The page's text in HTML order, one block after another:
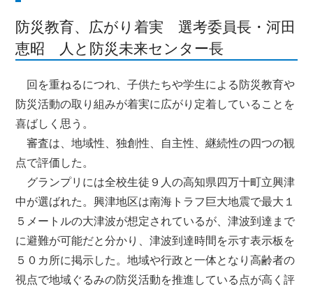
防災教育、広がり着実 選考委員長・河田
恵昭 人と防災未来センター長
回を重ねるにつれ、子供たちや学生による防災教育や
防災活動の取り組みが着実に広がり定着していることを
喜ばしく思う。
審査は、地域性、独創性、自主性、継続性の四つの観
点で評価した。
グランプリには全校生徒９人の高知県四万十町立興津
中が選ばれた。興津地区は南海トラフ巨大地震で最大１
５メートルの大津波が想定されているが、津波到達まで
に避難が可能だと分かり、津波到達時間を示す表示板を
５０カ所に掲示した。地域や行政と一体となり高齢者の
視点で地域ぐるみの防災活動を推進している点が高く評